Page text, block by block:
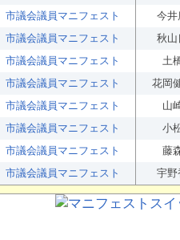
市議会議員マニフェスト 今井
市議会議員マニフェスト 秋山
市議会議員マニフェスト 土
市議会議員マニフェスト 花岡
市議会議員マニフェスト 山
市議会議員マニフェスト 小
市議会議員マニフェスト 藤
市議会議員マニフェスト 宇野